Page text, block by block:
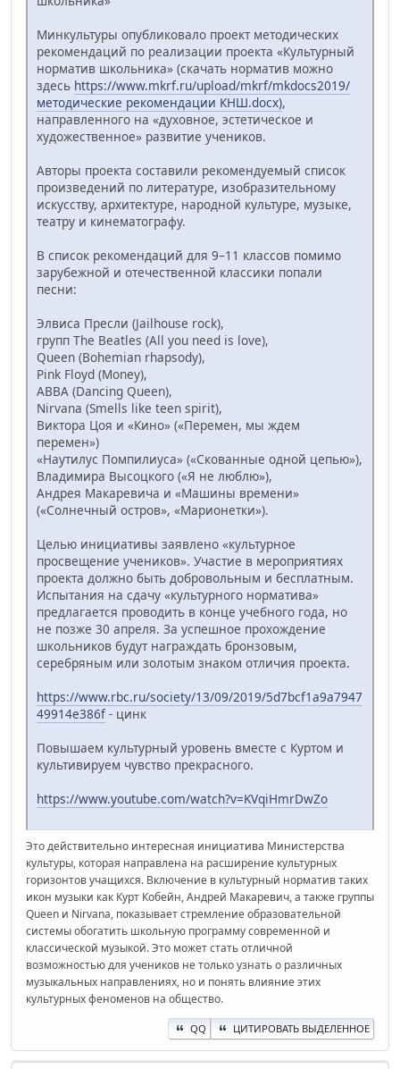
Минкультуры опубликовало проект методических
рекомендаций по реализации проекта «Культурный
норматив школьника» (скачать норматив можно
здесь https://www.mkrf.ru/upload/mkrf/mkdocs2019/
методические рекомендации КНШ.docx),
направленного на «духовное, эстетическое и
художественное» развитие учеников.
Авторы проекта составили рекомендуемый список
произведений по литературе, изобразительному
искусству, архитектуре, народной культуре, музыке,
театру и кинематографу.
В список рекомендаций для 9–11 классов помимо
зарубежной и отечественной классики попали
песни:
Элвиса Пресли (Jailhouse rock),
групп The Beatles (All you need is love),
Queen (Bohemian rhapsody),
Pink Floyd (Money),
ABBA (Dancing Queen),
Nirvana (Smells like teen spirit),
Виктора Цоя и «Кино» («Перемен, мы ждем
перемен»)
«Наутилус Помпилиуса» («Скованные одной цепью»),
Владимира Высоцкого («Я не люблю»),
Андрея Макаревича и «Машины времени»
(«Солнечный остров», «Марионетки»).
Целью инициативы заявлено «культурное
просвещение учеников». Участие в мероприятиях
проекта должно быть добровольным и бесплатным.
Испытания на сдачу «культурного норматива»
предлагается проводить в конце учебного года, но
не позже 30 апреля. За успешное прохождение
школьников будут награждать бронзовым,
серебряным или золотым знаком отличия проекта.
https://www.rbc.ru/society/13/09/2019/5d7bcf1a9a7947
49914e386f - цинк
Повышаем культурный уровень вместе с Куртом и
культивируем чувство прекрасного.
https://www.youtube.com/watch?v=KVqiHmrDwZo
Это действительно интересная инициатива Министерства
культуры, которая направлена на расширение культурных
горизонтов учащихся. Включение в культурный норматив таких
икон музыки как Курт Кобейн, Андрей Макаревич, а также группы
Queen и Nirvana, показывает стремление образовательной
системы обогатить школьную программу современной и
классической музыкой. Это может стать отличной
возможностью для учеников не только узнать о различных
музыкальных направлениях, но и понять влияние этих
культурных феноменов на общество.
QQ ЦИТИРОВАТЬ ВЫДЕЛЕННОЕ